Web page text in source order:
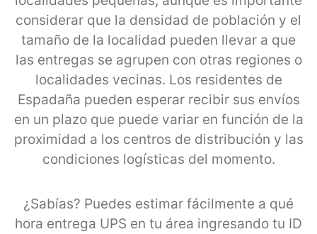
considerar que la densidad de población y el
tamaño de la localidad pueden llevar a que
las entregas se agrupen con otras regiones o
localidades vecinas. Los residentes de
Espadaña pueden esperar recibir sus envíos
en un plazo que puede variar en función de la
proximidad a los centros de distribución y las
condiciones logísticas del momento.
¿Sabías? Puedes estimar fácilmente a qué
hora entrega UPS en tu área ingresando tu ID